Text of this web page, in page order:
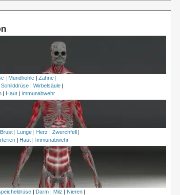
| Mundhöhle |Zähne |
Schilddrüse |Wirbelsäule |
| Haut| Immunabwehr
Lunge Herz |Zwerchfell
| Haut| Immunabwehr
| Darm | Milz | Nieren |